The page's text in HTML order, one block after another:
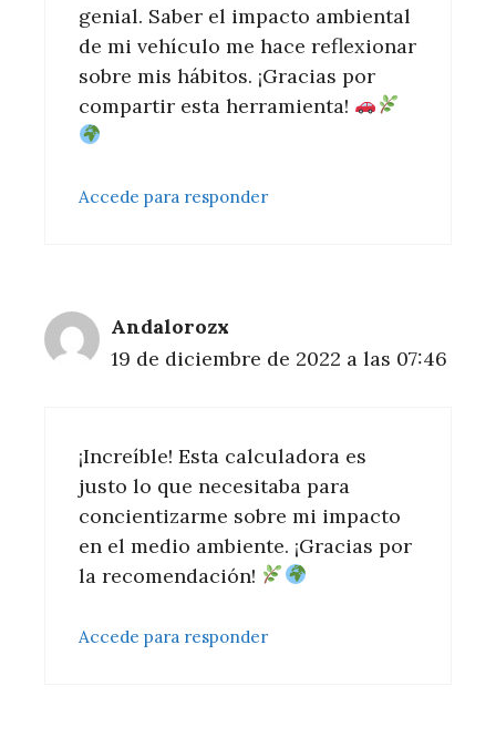
genial. Saber el impacto ambiental
de mi vehículo me hace reflexionar
sobre mis hábitos. ¡Gracias por
compartir esta herramienta!
Accede para responder
Andalorozx
19 de diciembre de 2022 a las 07:46
¡Increíble! Esta calculadora es
justo lo que necesitaba para
concientizarme sobre mi impacto
en el medio ambiente. ¡Gracias por
la recomendación!
Accede para responder